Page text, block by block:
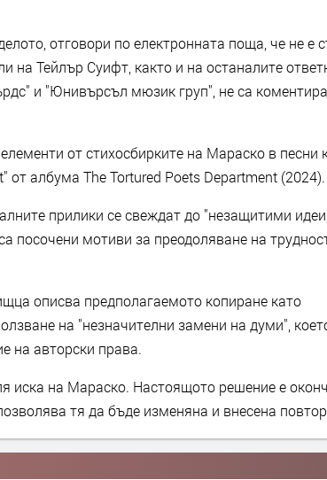
отговори по електронната поща, че не е
на Тейлър Суифт, както и на останалите
и "Юнивърсъл мюзик груп", не са
от стихосбирките на Мараско в песни
от албума The Tortured Poets Department (2024).
прилики се свеждат до "незащитими
посочени мотиви за преодоляване на
описва предполагаемото копиране като
на "незначителни замени на думи",
на авторски права.
иска на Мараско. Настоящото решение е
тя да бъде изменяна и внесена